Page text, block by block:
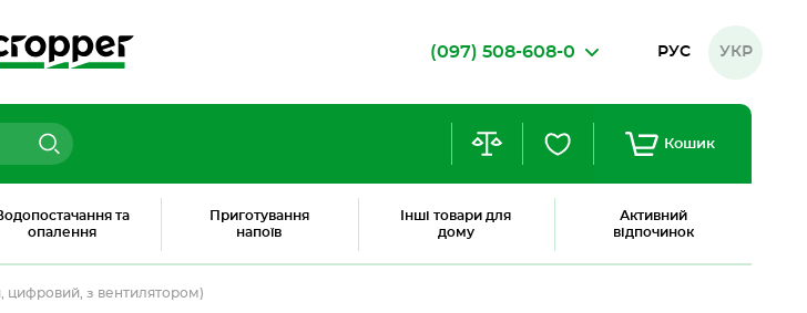
РУС УКР
та
опалення
Приготування
напоїв
Інші товари для
дому
Активний
відпочинок
(097) 508-608-0
Кошик
цифровий, з вентилятором)